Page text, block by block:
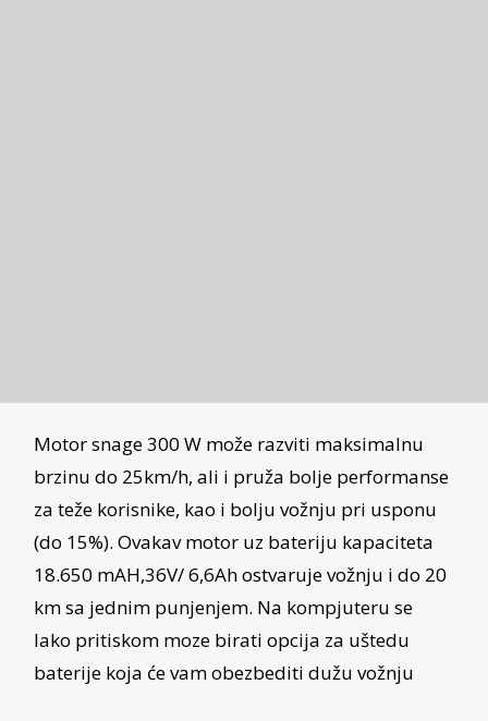
Motor snage 300 W može razviti maksimalnu
brzinu do 25km/h, ali i pruža bolje performanse
za teže korisnike, kao i bolju vožnju pri usponu
(do 15%). Ovakav motor uz bateriju kapaciteta
18.650 mAH,36V/ 6,6Ah ostvaruje vožnju i do 20
km sa jednim punjenjem. Na kompjuteru se
lako pritiskom moze birati opcija za uštedu
baterije koja će vam obezbediti dužu vožnju